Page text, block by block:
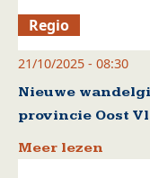
Regio
21/10/2025 - 08:30
Nieuwe
provincie Oost
Meer lezen